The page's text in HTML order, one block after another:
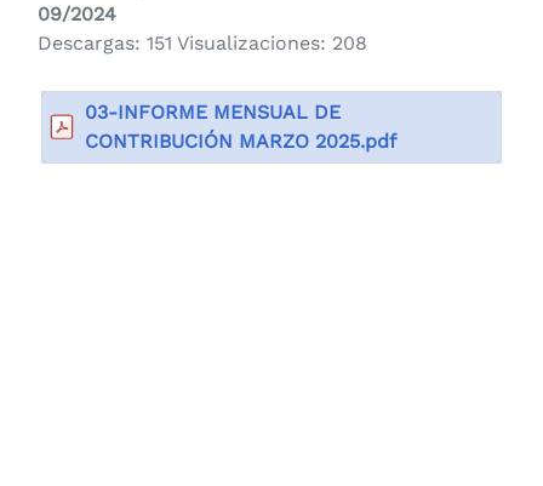
09/2024
Descargas: 151 Visualizaciones: 208
03-INFORME MENSUAL DE
CONTRIBUCIÓN MARZO 2025.pdf